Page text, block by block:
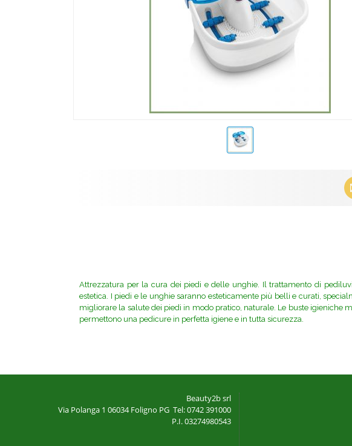
Attrezzatura per la cura dei piedi e delle unghie. Il trattamento di
estetica. I piedi e le unghie saranno esteticamente più belli e curati,
migliorare la salute dei piedi in modo pratico, naturale. Le buste igieniche
permettono una pedicure in perfetta igiene e in tutta sicurezza.
Beauty2b srl
Via Polanga 1 06034 Foligno PG Tel: 0742 391000
P.I. 03274980543